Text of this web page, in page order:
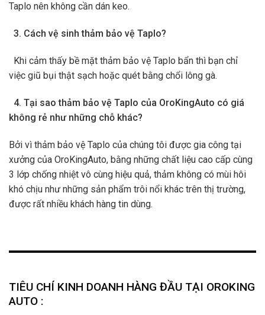
Taplo nên không cần dán keo.
3. Cách vệ sinh thảm bảo vệ Taplo?
Khi cảm thấy bề mặt thảm bảo vệ Taplo bẩn thì bạn chỉ
việc giũ bụi thật sạch hoặc quét bằng chổi lông gà.
4. Tại sao thảm bảo vệ Taplo của OroKingAuto có giá
không rẻ như những chỗ khác?
Bởi vì thảm bảo vệ Taplo của chúng tôi được gia công tại
xưởng của OroKingAuto, bằng những chất liệu cao cấp cùng
3 lớp chống nhiệt vô cùng hiệu quả, thảm không có mùi hôi
khó chịu như những sản phẩm trôi nổi khác trên thị trường,
được rất nhiều khách hàng tin dùng.
TIÊU CHÍ KINH DOANH HÀNG ĐẦU TẠI OROKING
AUTO :